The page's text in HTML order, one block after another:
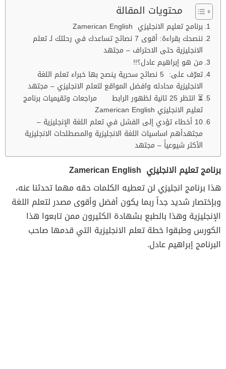
محتويات المقالة
برنامج تعليم الانجليزي Zamerican English
ننصحك بقراءة: أقوى 7 نصائح تساعدك في رحلتك لـ تعلم
الانجليزية حتى الاحتراف – مجتهد
من هو إبراهيم عادل؟!!
تعرّف على: 5 نصائح سحرية ينصح بها خبراء تعلم اللغة
الانجليزية محادثه وافضل المواقع لتعلم الانجليزي – مجتهد
⏳ انتظر 25 ثانية لظهور الرابط مراجعات وتقيميات برنامج
تعليم الانجليزي Zamerican English
10 أخطاء تؤدي إلى الفشل في تعلم اللغة الإنجليزية –
مجتهدأهم اساسيات اللغة الانجليزية والمصطلحات الانجليزية
الأكثر شيوعياً – مجتهد
برنامج تعليم الانجليزي Zamerican English
هذا برنامج انجليزي لن تعطيه الكلمات حقه مهما تحدثنا عنه،
وبإختصار شديد جداً ربما يكون أفضل وأقوى مصدر لتعلم اللغة
الإنجليزية وهذا بالطبع بشهادة الكثيرون ممن تابعوا هذا
الكورس وطبقوا خطة تعلم الانجليزية التي قدمها صاحب
البرنامج إبراهيم عادل.